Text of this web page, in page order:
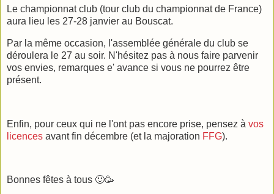
Le championnat club (tour club du championnat de France)
aura lieu les 27-28 janvier au Bouscat.
Par la même occasion, l'assemblée générale du club se
déroulera le 27 au soir. N'hésitez pas à nous faire parvenir
vos envies, remarques e' avance si vous ne pourrez être
présent.
Enfin, pour ceux qui ne l'ont pas encore prise, pensez à vos
licences avant fin décembre (et la majoration FFG).
Bonnes fêtes à tous 🙂🥳